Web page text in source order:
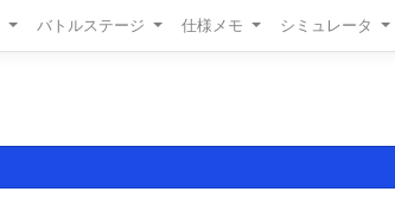
バトルステージ 仕様メモ シミュレータ